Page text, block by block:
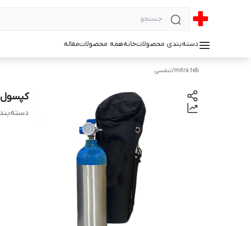
دسته‌بندی محصولاتخانههمه محصولاتمقاله
mitra teb
/تنفسی
کپسول